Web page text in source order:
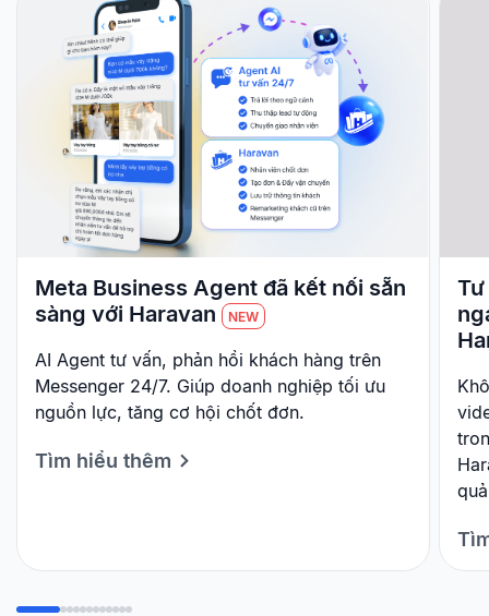
Meta Business Agent đã kết nối sẵn
sàng với Haravan
NEW
AI Agent tư vấn, phản hồi khách hàng trên
Messenger 24/7. Giúp doanh nghiệp tối ưu
nguồn lực, tăng cơ hội chốt đơn.
Tìm hiểu thêm